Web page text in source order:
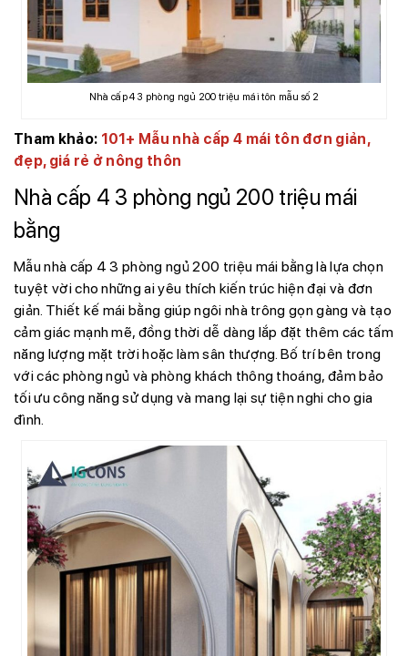
Nhà cấp 4 3 phòng ngủ 200 triệu mái tôn mẫu số 2
Tham khảo: 101+ Mẫu nhà cấp 4 mái tôn đơn giản,
đẹp, giá rẻ ở nông thôn
Nhà cấp 4 3 phòng ngủ 200 triệu mái
bằng
Mẫu nhà cấp 4 3 phòng ngủ 200 triệu mái bằng là lựa chọn
tuyệt vời cho những ai yêu thích kiến trúc hiện đại và đơn
giản. Thiết kế mái bằng giúp ngôi nhà trông gọn gàng và tạo
cảm giác mạnh mẽ, đồng thời dễ dàng lắp đặt thêm các tấm
năng lượng mặt trời hoặc làm sân thượng. Bố trí bên trong
với các phòng ngủ và phòng khách thông thoáng, đảm bảo
tối ưu công năng sử dụng và mang lại sự tiện nghi cho gia
đình.